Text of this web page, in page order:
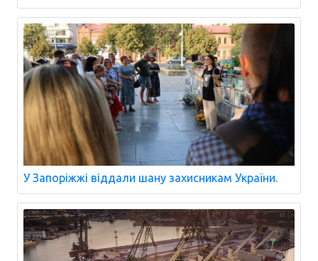
У Запоріжжі віддали шану захисникам України.